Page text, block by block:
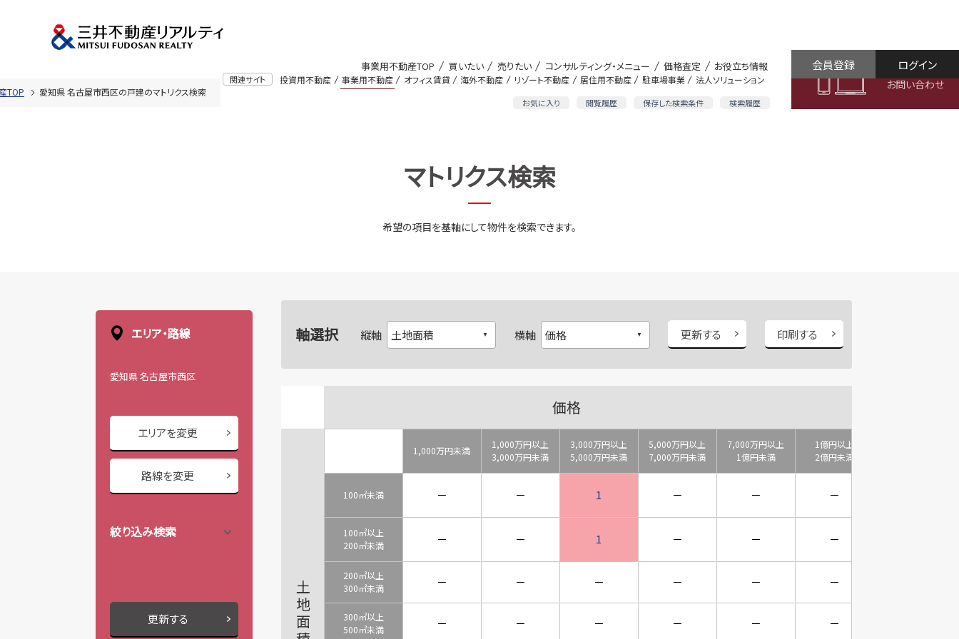
関連サイト 投資用不動産 事業用不動産 オフィス賃貸 海外不動産 リゾート不動産 居住用不動産 駐車場事業 法人ソリューション
お気に入り 閲覧履歴 保存した検索条件 検索履歴
事業用不動産TOP 買いたい 売りたい コンサルティング・メニュー 価格査定 お役立ち情報
お問い合わせ
ログイン
会員登録
TOP 愛知県 名古屋市西区の戸建のマトリクス検索
マトリクス検索
希望の項目を基軸にして物件を検索できます。
エリア・路線
愛知県 名古屋市西区
エリアを変更
路線を変更
絞り込み検索
更新する
軸選択 縦軸 横軸 更新する 印刷する
価格
土地面積
1,000万円未満
1,000万円以上
3,000万円未満
3,000万円以上
5,000万円未満
5,000万円以上
7,000万円未満
7,000万円以上
1億円未満
1億円以上
2億円未満
100㎡未満 － － 1 － － －
100㎡以上
200㎡未満
－ － 1 － － －
200㎡以上
300㎡未満
－ － － － － －
300㎡以上
500㎡未満
－ － － － － －